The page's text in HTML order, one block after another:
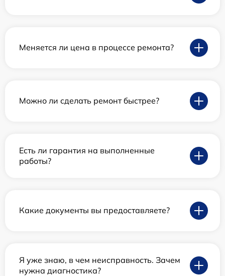
Меняется ли цена в процессе ремонта?
Можно ли сделать ремонт быстрее?
Есть ли гарантия на выполненные
работы?
Какие документы вы предоставляете?
Я уже знаю, в чем неисправность. Зачем
нужна диагностика?